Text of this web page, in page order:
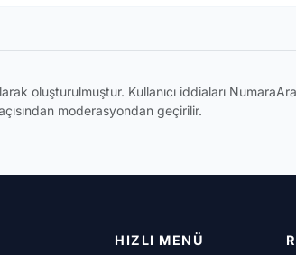
oluşturulmuştur. Kullanıcı iddiaları
moderasyondan geçirilir.
HIZLI MENÜ